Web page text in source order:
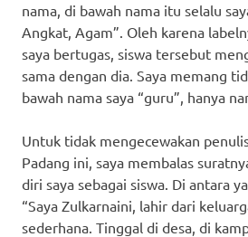
nama, di bawah nama itu selalu
Angkat, Agam”. Oleh karena
saya bertugas, siswa tersebut
sama dengan dia. Saya memang
bawah nama saya “guru”, hanya
Untuk tidak mengecewakan
Padang ini, saya membalas
diri saya sebagai siswa. Di antara
“Saya Zulkarnaini, lahir dari
sederhana. Tinggal di desa, di